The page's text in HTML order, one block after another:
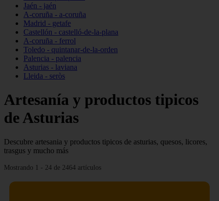
Jaén - jaén
A-coruña - a-coruña
Madrid - getafe
Castellón - castelló-de-la-plana
A-coruña - ferrol
Toledo - quintanar-de-la-orden
Palencia - palencia
Asturias - laviana
Lleida - seròs
Artesanía y productos tipicos
de Asturias
Descubre artesania y productos tipicos de asturias, quesos, licores,
trasgus y mucho más
Mostrando 1 - 24 de 2464 artículos